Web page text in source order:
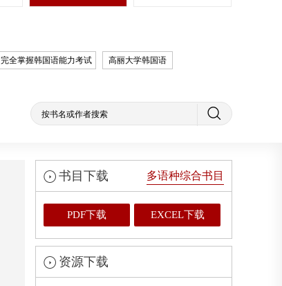
完全掌握韩国语能力考试 高丽大学韩国语
书目下载 多语种综合书目
PDF下载 EXCEL下载
资源下载